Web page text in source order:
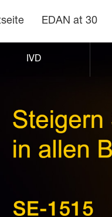
EDAN at 30
IVD